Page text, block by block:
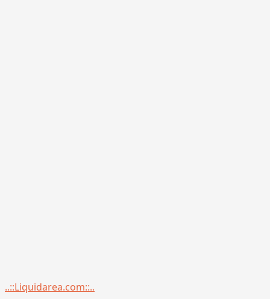
Menu
..::Liquidarea.com::..